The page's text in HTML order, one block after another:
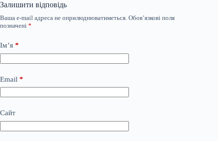
Залишити відповідь
Ваша e-mail адреса не оприлюднюватиметься. Обов’язкові поля
позначені *
Ім’я *
Email *
Сайт